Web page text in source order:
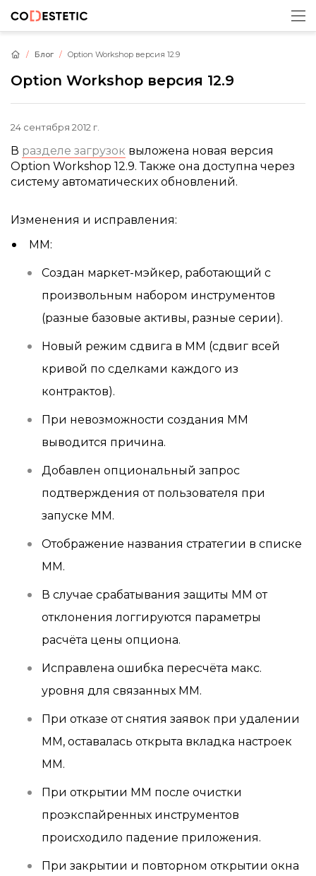
Блог Option Workshop версия 12.9
Option Workshop версия 12.9
24 сентября 2012 г.
В разделе загрузок выложена новая версия
Option Workshop 12.9. Также она доступна через
систему автоматических обновлений.
Изменения и исправления:
ММ:
Создан маркет-мэйкер, работающий с
произвольным набором инструментов
(разные базовые активы, разные серии).
Новый режим сдвига в ММ (сдвиг всей
кривой по сделками каждого из
контрактов).
При невозможности создания ММ
выводится причина.
Добавлен опциональный запрос
подтверждения от пользователя при
запуске ММ.
Отображение названия стратегии в списке
ММ.
В случае срабатывания защиты ММ от
отклонения логгируются параметры
расчёта цены опциона.
Исправлена ошибка пересчёта макс.
уровня для связанных ММ.
При отказе от снятия заявок при удалении
ММ, оставалась открыта вкладка настроек
ММ.
При открытии ММ после очистки
проэкспайренных инструментов
происходило падение приложения.
При закрытии и повторном открытии окна